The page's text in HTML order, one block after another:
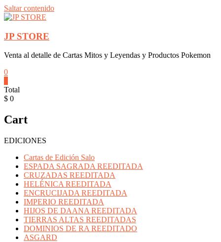
Saltar contenido
JP STORE
Venta al detalle de Cartas Mitos y Leyendas y Productos Pokemon
0
Total
$ 0
Cart
EDICIONES
Cartas de Edición Salo
ESPADA SAGRADA REEDITADA
CRUZADAS REEDITADA
HELÉNICA REEDITADA
ENCRUCIJADA REEDITADA
IMPERIO REEDITADA
HIJOS DE DAANA REEDITADA
TIERRAS ALTAS REEDITADAS
DOMINIOS DE RA REEDITADO
ASGARD